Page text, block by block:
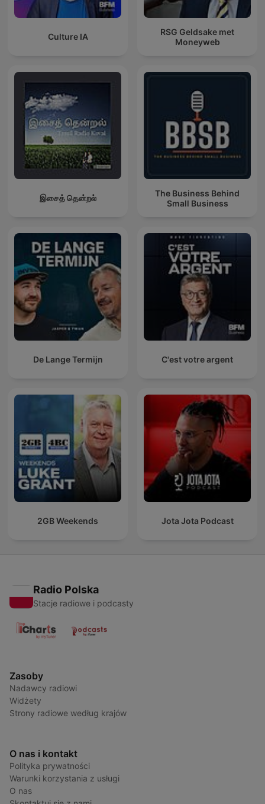
Culture IA
RSG Geldsake met
Moneyweb
இசைத் தென்றல்
The Business Behind
Small Business
De Lange Termijn C'est votre argent
2GB Weekends Jota Jota Podcast
Radio Polska
Stacje radiowe i podcasty
Zasoby
Nadawcy radiowi
Widżety
Strony radiowe według krajów
O nas i kontakt
Polityka prywatności
Warunki korzystania z usługi
O nas